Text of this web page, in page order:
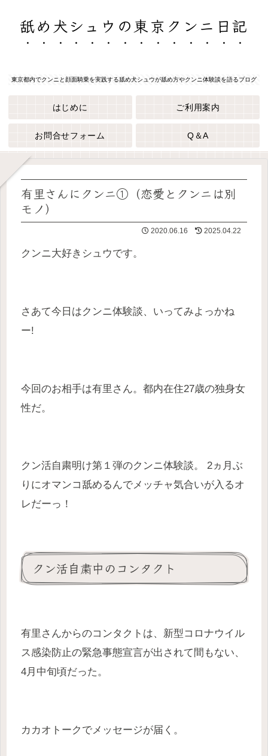
舐め犬シュウの東京クンニ日記
東京都内でクンニと顔面騎乗を実践する舐め犬シュウが舐め方やクンニ体験談を語るブログ
はじめに ご利用案内
お問合せフォーム Q＆A
有里さんにクンニ①（恋愛とクンニは別
モノ）
2020.06.16 2025.04.22
クンニ大好きシュウです。
さあて今日はクンニ体験談、いってみよっかね
ー!
今回のお相手は有里さん。都内在住27歳の独身女
性だ。
クン活自粛明け第１弾のクンニ体験談。 2ヵ月ぶ
りにオマンコ舐めるんでメッチャ気合いが入るオ
レだーっ！
クン活自粛中のコンタクト
有里さんからのコンタクトは、新型コロナウイル
ス感染防止の緊急事態宣言が出されて間もない、
4月中旬頃だった。
カカオトークでメッセージが届く。